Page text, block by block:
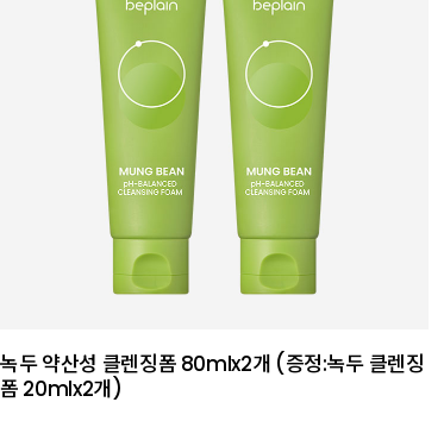
녹두 약산성 클렌징폼 80mlx2개 (증정:녹두 클렌징
폼 20mlx2개)